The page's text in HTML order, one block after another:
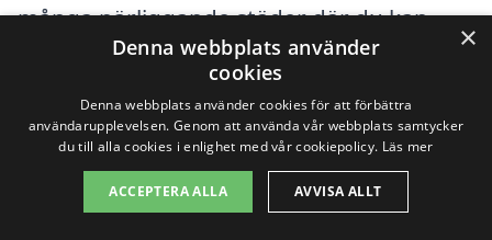
många närliggande städer där du kan
hitta experter inom bastu. Här är några
städer att överväga:
Lindesberg
Frövi
×
Denna webbplats använder
cookies
Denna webbplats använder cookies för att förbättra
användarupplevelsen. Genom att använda vår webbplats samtycker
du till alla cookies i enlighet med vår cookiepolicy. Läs mer
ACCEPTERA ALLA AVVISA ALLT